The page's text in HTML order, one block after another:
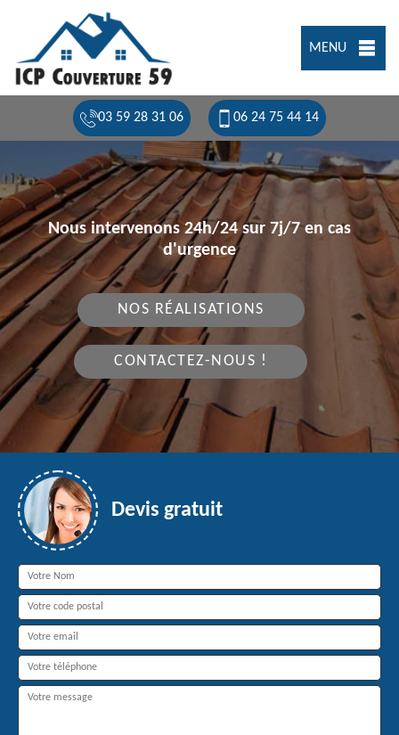
MENU
03 59 28 31 06 06 24 75 44 14
Nous intervenons 24h/24 sur 7j/7 en cas
d'urgence
NOS RÉALISATIONS
CONTACTEZ-NOUS !
Devis gratuit